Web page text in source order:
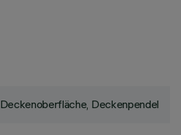
Deckenoberfläche, Deckenpendel